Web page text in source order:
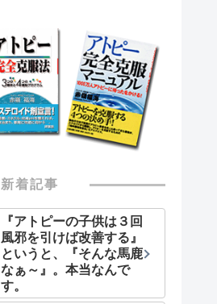
新着記事
『アトピーの子供は３回
風邪を引けば改善する』
というと、『そんな馬鹿
なぁ～』。本当なんで
す。